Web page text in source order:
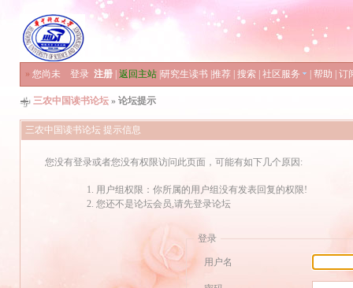
» 您尚未 登录 注册 返回主站 研究生读书 推荐 搜索 社区服务 帮助 订
三农中国读书论坛 » 论坛提示
三农中国读书论坛 提示信息
您没有登录或者您没有权限访问此页面，可能有如下几个原因:
用户组权限：你所属的用户组没有发表回复的权限!
您还不是论坛会员,请先登录论坛
登录
用户名